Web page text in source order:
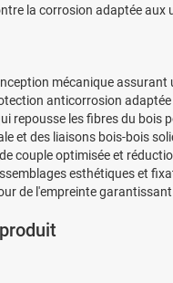
la corrosion adaptée
mécanique assurant
anticorrosion
repousse les fibres du
et des liaisons bois-bois
couple optimisée et
esthétiques et
de l'empreinte